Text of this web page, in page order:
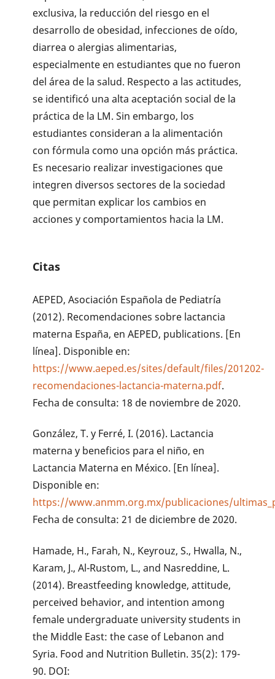
exclusiva, la reducción del riesgo en el
desarrollo de obesidad, infecciones de oído,
diarrea o alergias alimentarias,
especialmente en estudiantes que no fueron
del área de la salud. Respecto a las actitudes,
se identificó una alta aceptación social de la
práctica de la LM. Sin embargo, los
estudiantes consideran a la alimentación
con fórmula como una opción más práctica.
Es necesario realizar investigaciones que
integren diversos sectores de la sociedad
que permitan explicar los cambios en
acciones y comportamientos hacia la LM.
Citas
AEPED, Asociación Española de Pediatría
(2012). Recomendaciones sobre lactancia
materna España, en AEPED, publications. [En
línea]. Disponible en:
https://www.aeped.es/sites/default/files/201202-
recomendaciones-lactancia-materna.pdf.
Fecha de consulta: 18 de noviembre de 2020.
González, T. y Ferré, I. (2016). Lactancia
materna y beneficios para el niño, en
Lactancia Materna en México. [En línea].
Disponible en:
https://www.anmm.org.mx/publicaciones/
Fecha de consulta: 21 de diciembre de 2020.
Hamade, H., Farah, N., Keyrouz, S., Hwalla, N.,
Karam, J., Al-Rustom, L., and Nasreddine, L.
(2014). Breastfeeding knowledge, attitude,
perceived behavior, and intention among
female undergraduate university students in
the Middle East: the case of Lebanon and
Syria. Food and Nutrition Bulletin. 35(2): 179-
90. DOI: